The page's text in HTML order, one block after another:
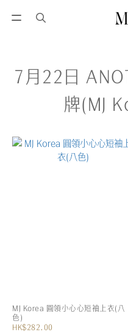
7月22日
牌(MJ
MJ Korea 圓領小心心短袖上衣(八
色)
HK$282.00